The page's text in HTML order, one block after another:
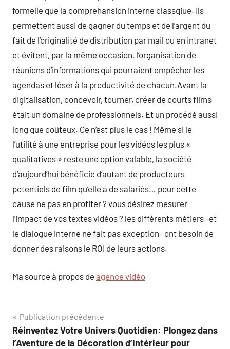
formelle que la comprehansion interne classqiue. Ils
permettent aussi de gagner du temps et de l’argent du
fait de l’originalité de distribution par mail ou en intranet
et évitent, par la même occasion, l’organisation de
réunions d’informations qui pourraient empêcher les
agendas et léser à la productivité de chacun.Avant la
digitalisation, concevoir, tourner, créer de courts films
était un domaine de professionnels. Et un procédé aussi
long que coûteux. Ce n’est plus le cas ! Même si le
l’utilité à une entreprise pour les vidéos les plus «
qualitatives » reste une option valable, la société
d’aujourd’hui bénéficie d’autant de producteurs
potentiels de film qu’elle a de salariés… pour cette
cause ne pas en profiter ? vous désirez mesurer
l’impact de vos textes vidéos ? les différents métiers -et
le dialogue interne ne fait pas exception- ont besoin de
donner des raisons le ROI de leurs actions.
Ma source à propos de agence vidéo
Navigation
de
Publication précédente
Réinventez Votre Univers Quotidien: Plongez dans
l’Aventure de la Décoration d’Intérieur pour